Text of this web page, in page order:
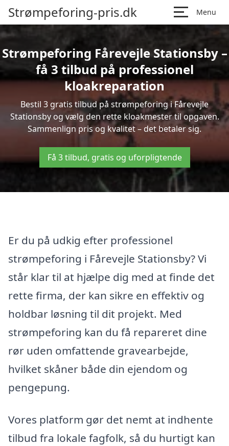
Strømpeforing-pris.dk Menu
Strømpeforing Fårevejle Stationsby –
få 3 tilbud på professionel
kloakreparation
Bestil 3 gratis tilbud på strømpeforing i Fårevejle
Stationsby og vælg den rette kloakmester til opgaven.
Sammenlign pris og kvalitet – det betaler sig.
Få 3 tilbud, gratis og uforpligtende
Er du på udkig efter professionel
strømpeforing i Fårevejle Stationsby? Vi
står klar til at hjælpe dig med at finde det
rette firma, der kan sikre en effektiv og
holdbar løsning til dit projekt. Med
strømpeforing kan du få repareret dine
rør uden omfattende gravearbejde,
hvilket skåner både din ejendom og
pengepung.
Vores platform gør det nemt at indhente
tilbud fra lokale fagfolk, så du hurtigt kan